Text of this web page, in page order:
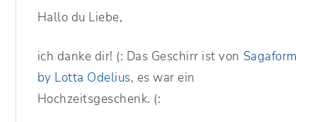
Hallo du Liebe,
ich danke dir! (: Das Geschirr ist von Sagaform
by Lotta Odelius, es war ein
Hochzeitsgeschenk. (: